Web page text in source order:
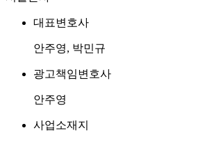
대표변호사
안주영, 박민규
광고책임변호사
안주영
사업소재지